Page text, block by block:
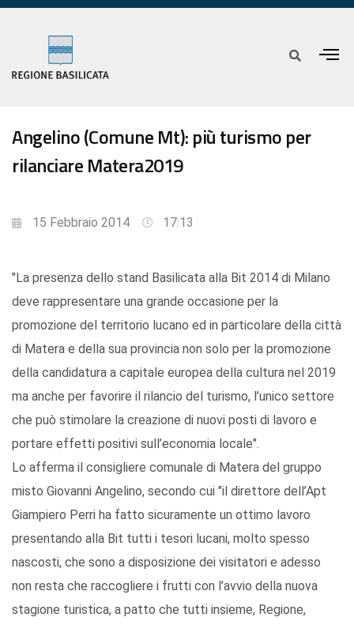
Angelino (Comune Mt): più turismo per
rilanciare Matera2019
15 Febbraio 2014 17:13
"La presenza dello stand Basilicata alla Bit 2014 di Milano
deve rappresentare una grande occasione per la
promozione del territorio lucano ed in particolare della città
di Matera e della sua provincia non solo per la promozione
della candidatura a capitale europea della cultura nel 2019
ma anche per favorire il rilancio del turismo, l’unico settore
che può stimolare la creazione di nuovi posti di lavoro e
portare effetti positivi sull’economia locale".
Lo afferma il consigliere comunale di Matera del gruppo
misto Giovanni Angelino, secondo cui "il direttore dell’Apt
Giampiero Perri ha fatto sicuramente un ottimo lavoro
presentando alla Bit tutti i tesori lucani, molto spesso
nascosti, che sono a disposizione dei visitatori e adesso
non resta che raccogliere i frutti con l’avvio della nuova
stagione turistica, a patto che tutti insieme, Regione,